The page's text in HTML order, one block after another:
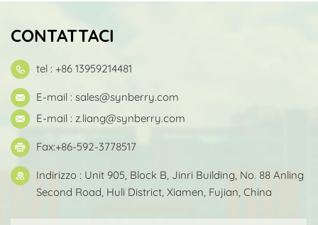
CONTATTACI
tel : +86 13959214481
E-mail : sales@synberry.com
E-mail : z.liang@synberry.com
Fax:+86-592-3778517
Indirizzo : Unit 905, Block B, Jinri Building, No. 88 Anling
Second Road, Huli District, Xiamen, Fujian, China